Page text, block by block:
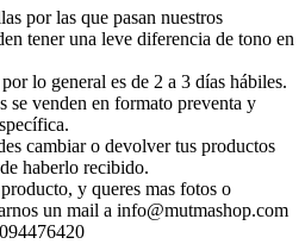
por las que pasan nuestros
tener una leve diferencia de tono en
lo general es de 2 a 3 días hábiles.
se venden en formato preventa y
cambiar o devolver tus productos
haberlo recibido.
y queres mas fotos o
un mail a info@mutmashop.com